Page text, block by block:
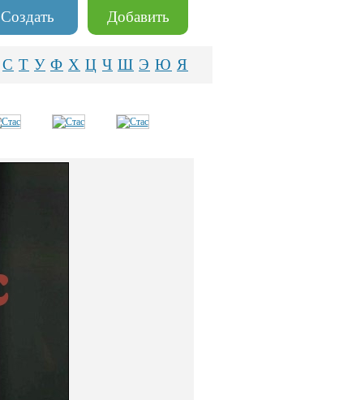
Добавить
Создать
С Т У Ф Х Ц Ч Ш Э Ю Я